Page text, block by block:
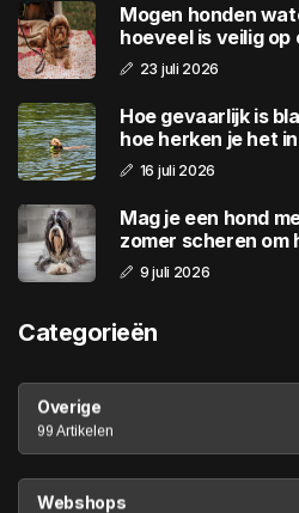
Mogen honden
hoeveel is veilig op
23 juli 2026
Hoe gevaarlijk is
hoe herken je het
16 juli 2026
Mag je een hond
zomer scheren om
9 juli 2026
Categorieën
Overige
99 Artikelen
Webshops